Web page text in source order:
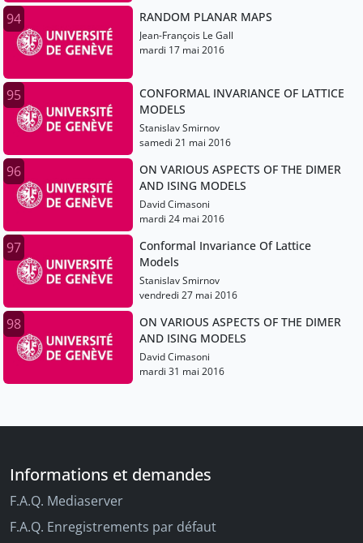
94 RANDOM PLANAR MAPS
Jean-François Le Gall
mardi 17 mai 2016
95
CONFORMAL INVARIANCE OF LATTICE
MODELS
Stanislav Smirnov
samedi 21 mai 2016
96
ON VARIOUS ASPECTS OF THE DIMER
AND ISING MODELS
David Cimasoni
mardi 24 mai 2016
97
Conformal Invariance Of Lattice
Models
Stanislav Smirnov
vendredi 27 mai 2016
98
ON VARIOUS ASPECTS OF THE DIMER
AND ISING MODELS
David Cimasoni
mardi 31 mai 2016
Informations et demandes
F.A.Q. Mediaserver
F.A.Q. Enregistrements par défaut